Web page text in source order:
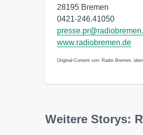
28195 Bremen
0421-246.41050
www.radiobremen.de
Original-Content von: Radio Bremen,
Weitere Storys: